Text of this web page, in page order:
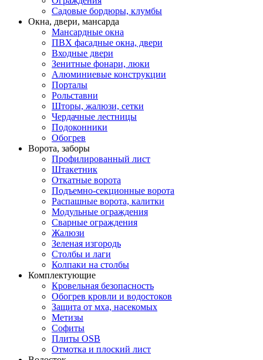
Садовые бордюры, клумбы
Окна, двери, мансарда
Мансардные окна
ПВХ фасадные окна, двери
Входные двери
Зенитные фонари, люки
Алюминиевые конструкции
Порталы
Рольставни
Шторы, жалюзи, сетки
Чердачные лестницы
Подоконники
Обогрев
Ворота, заборы
Профилированный лист
Штакетник
Откатные ворота
Подъемно-секционные ворота
Распашные ворота, калитки
Модульные ограждения
Сварные ограждения
Жалюзи
Зеленая изгородь
Столбы и лаги
Колпаки на столбы
Комплектующие
Кровельная безопасность
Обогрев кровли и водостоков
Защита от мха, насекомых
Метизы
Софиты
Плиты OSB
Отмотка и плоский лист